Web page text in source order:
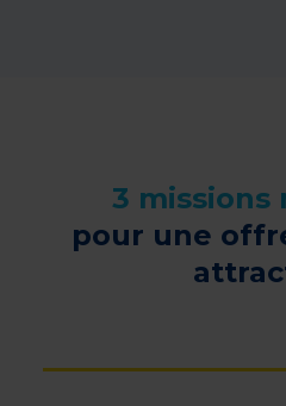
3 missions
pour une